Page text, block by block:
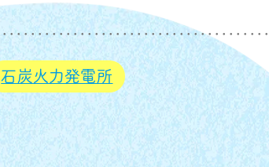
石炭火力発電所